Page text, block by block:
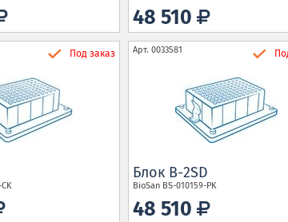
48 510
Под заказ Арт. 0033581
Блок B-2SD
BioSan BS-010159-PK
48 510